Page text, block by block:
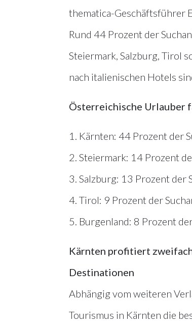
thematica-Geschäftsführer
Rund 44 Prozent der
Steiermark, Salzburg, Tirol
nach italienischen Hotels
Österreichische Urlauber
1. Kärnten: 44 Prozent der
2. Steiermark: 14 Prozent
3. Salzburg: 13 Prozent der
4. Tirol: 9 Prozent der
5. Burgenland: 8 Prozent
Kärnten profitiert
Destinationen
Abhängig vom weiteren
Tourismus in Kärnten die